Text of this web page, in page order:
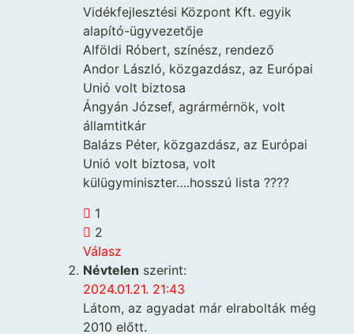
Vidékfejlesztési Központ Kft. egyik
alapító-ügyvezetője
Alföldi Róbert, színész, rendező
Andor László, közgazdász, az Európai
Unió volt biztosa
Ángyán József, agrármérnök, volt
államtitkár
Balázs Péter, közgazdász, az Európai
Unió volt biztosa, volt
külügyminiszter….hosszú lista ????
1
2
Válasz
Névtelen szerint:
2024.01.21. 21:43
Látom, az agyadat már elrabolták még
2010 előtt.